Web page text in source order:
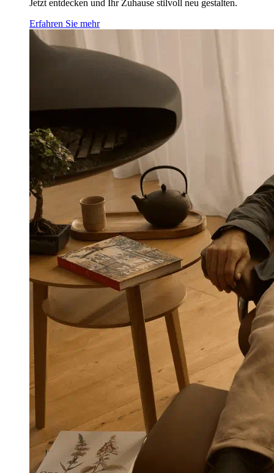
Jetzt entdecken und Ihr Zuhause stilvoll neu gestalten.
Erfahren Sie mehr